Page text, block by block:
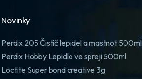
Novinky
Perdix 205 Čistič lepidel a mastnot 500ml
Perdix Hobby Lepidlo ve spreji 500ml
Loctite Super bond creative 3g